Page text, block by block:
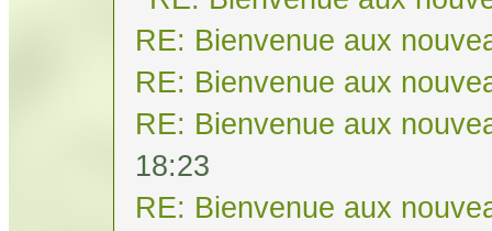
RE: Bienvenue aux
RE: Bienvenue aux
RE: Bienvenue aux
18:23
RE: Bienvenue aux